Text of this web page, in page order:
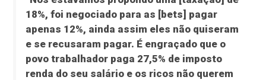
18%, foi negociado para as [bets] pagar
apenas 12%, ainda assim eles não quiseram
e se recusaram pagar. É engraçado que o
povo trabalhador paga 27,5% de imposto
renda do seu salário e os ricos não querem